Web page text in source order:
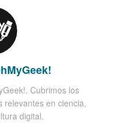
Cubrimos los
relevantes en ciencia,
digital.